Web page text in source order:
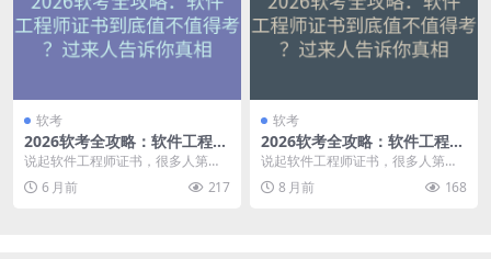
软考
2026软考全攻略：软件工程师
证书到底值不值得考？过来人
说起软件工程师证书，很多人第一
反应是去考个什么培训机构发的
证。但我今天要说的是真...
6 月前 217
软考
2026软考全攻略：软件工程师
证书到底值不值得考？过来人
说起软件工程师证书，很多人第一
反应是去考个什么培训机构发的
证。但我今天要说的是真...
8 月前 168